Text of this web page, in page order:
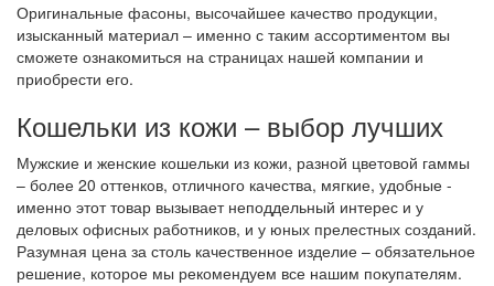
Оригинальные фасоны, высочайшее качество продукции,
изысканный материал – именно с таким ассортиментом вы
сможете ознакомиться на страницах нашей компании и
приобрести его.
Кошельки из кожи – выбор лучших
Мужские и женские кошельки из кожи, разной цветовой гаммы
– более 20 оттенков, отличного качества, мягкие, удобные -
именно этот товар вызывает неподдельный интерес и у
деловых офисных работников, и у юных прелестных созданий.
Разумная цена за столь качественное изделие – обязательное
решение, которое мы рекомендуем все нашим покупателям.